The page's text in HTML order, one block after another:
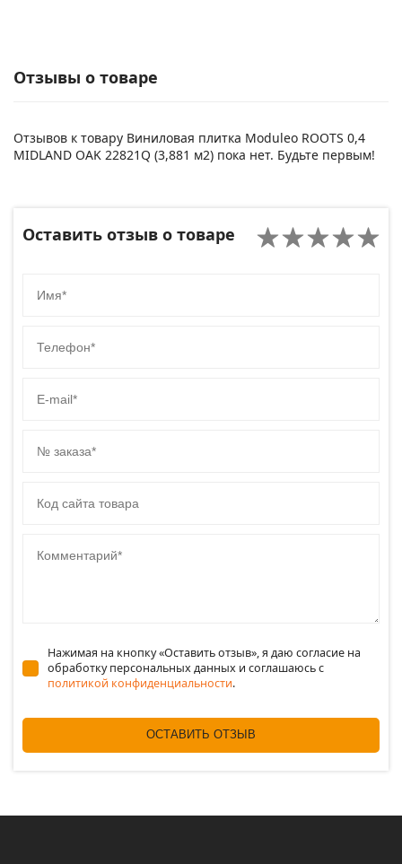
Отзывы о товаре
Отзывов к товару Виниловая плитка Moduleo ROOTS 0,4
MIDLAND OAK 22821Q (3,881 м2) пока нет. Будьте первым!
Оставить отзыв о товаре
Нажимая на кнопку «Оставить отзыв», я даю согласие на
обработку персональных данных и соглашаюсь c
политикой конфиденциальности.
ОСТАВИТЬ ОТЗЫВ